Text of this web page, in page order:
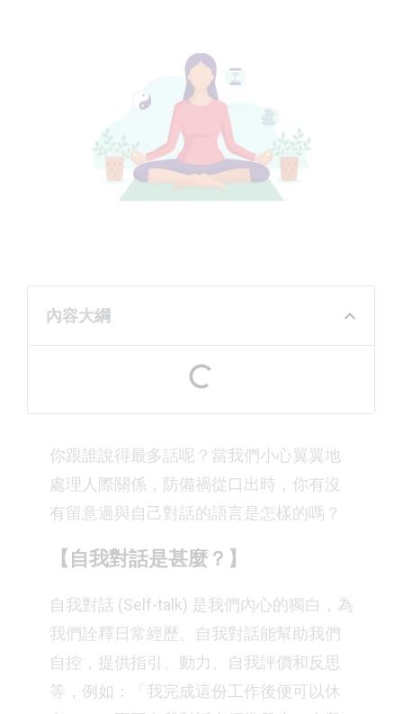
內容大綱
你跟誰說得最多話呢？當我們小心翼翼地
處理人際關係，防備禍從口出時，你有沒
有留意過與自己對話的語言是怎樣的嗎？
【自我對話是甚麼？】
自我對話 (Self-talk) 是我們內心的獨白，為
我們詮釋日常經歷。自我對話能幫助我們
自控，提供指引、動力、自我評價和反思
等，例如：「我完成這份工作後便可以休